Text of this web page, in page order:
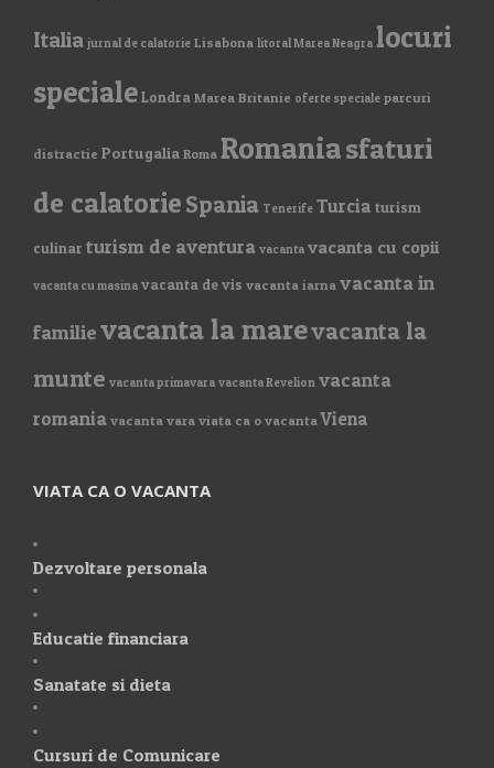
Italia jurnal de calatorie Lisabona litoral Marea Neagra locuri
specialeLondra Marea Britanie oferte speciale parcuri
distractie Portugalia Roma Romaniasfaturi
de calatorieSpania Tenerife Turcia turism
culinar turism de aventura vacanta vacanta cu copii
vacanta cu masina vacanta de vis vacanta iarna vacanta in
familievacanta la marevacanta la
munte vacanta primavara vacanta Revelion vacanta
romania vacanta vara viata ca o vacanta Viena
VIATA CA O VACANTA
Dezvoltare personala
Educatie financiara
Sanatate si dieta
Cursuri de Comunicare